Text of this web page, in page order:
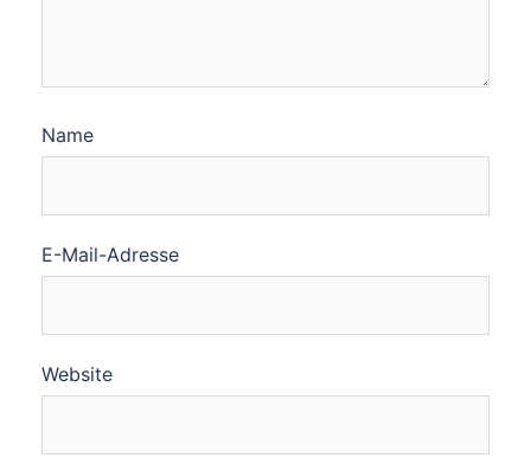
Name
E-Mail-Adresse
Website